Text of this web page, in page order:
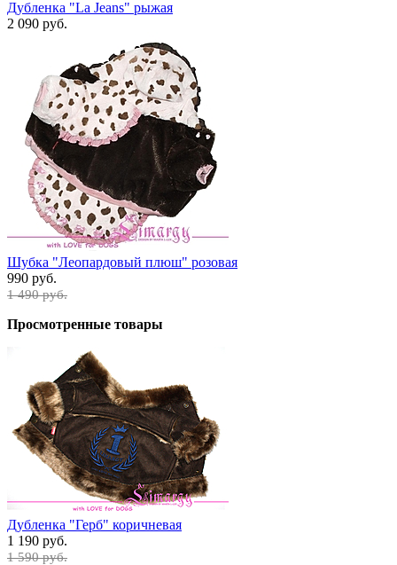
Дубленка "La Jeans" рыжая
2 090 руб.
Шубка "Леопардовый плюш" розовая
990 руб.
1 490 руб.
Просмотренные товары
Дубленка "Герб" коричневая
1 190 руб.
1 590 руб.